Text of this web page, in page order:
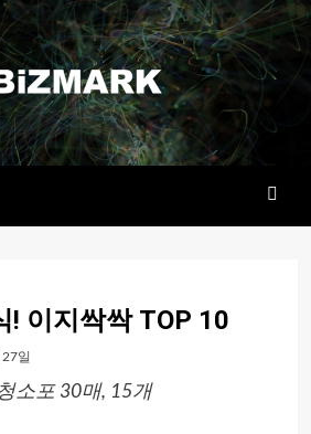
! 이지싹싹 TOP 10
일
소포 30매, 15개